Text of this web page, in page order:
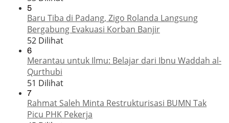
5
Baru Tiba di Padang, Zigo Rolanda Langsung
Bergabung Evakuasi Korban Banjir
52 Dilihat
6
Merantau untuk Ilmu: Belajar dari Ibnu Waddah al-
Qurthubi
51 Dilihat
7
Rahmat Saleh Minta Restrukturisasi BUMN Tak
Picu PHK Pekerja